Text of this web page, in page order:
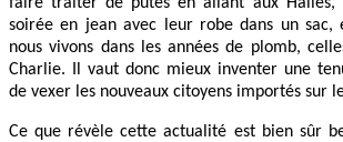
soirée en jean avec leur robe dans un
nous vivons dans les années de plomb,
Charlie. Il vaut donc mieux inventer une
de vexer les nouveaux citoyens importés sur
Ce que révèle cette actualité est bien sûr